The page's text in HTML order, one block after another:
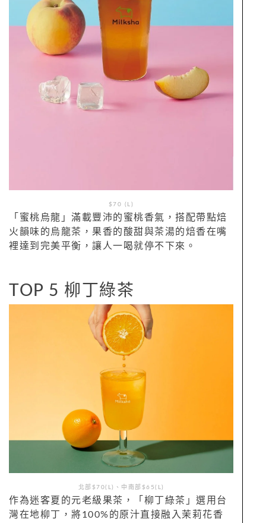
$70 (L)
「蜜桃烏龍」滿載豐沛的蜜桃香氣，搭配帶點焙
火韻味的烏龍茶，果香的酸甜與茶湯的焙香在嘴
裡達到完美平衡，讓人一喝就停不下來。
TOP 5 柳丁綠茶
北部$70(L)、中南部$65(L)
作為迷客夏的元老級果茶，「柳丁綠茶」選用台
灣在地柳丁，將100%的原汁直接融入茉莉花香